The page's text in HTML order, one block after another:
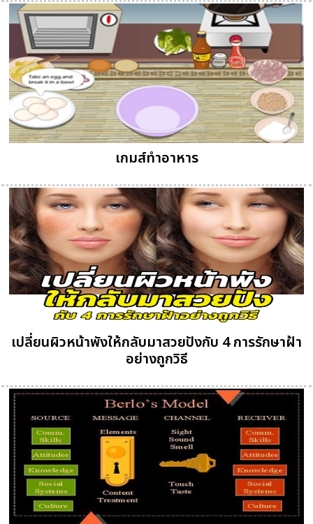
เกมส์ทําอาหาร
เปลี่ยนผิวหน้าพังให้กลับมาสวยปังกับ 4 การรักษาฝ้า
อย่างถูกวิธี